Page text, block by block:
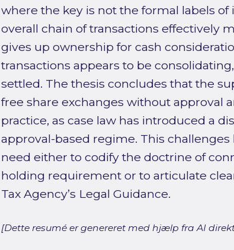
where the key is not the formal labels
overall chain of transactions effectively
gives up ownership for cash
transactions appears to be
settled. The thesis concludes that the
free share exchanges without approval
practice, as case law has introduced a
approval-based regime. This
need either to codify the doctrine of
holding requirement or to articulate
Tax Agency’s Legal Guidance.
[Dette resumé er genereret med hjælp fra AI